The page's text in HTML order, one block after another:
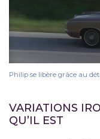
Philip se libère grâce au
VARIATIONS
QU’IL EST